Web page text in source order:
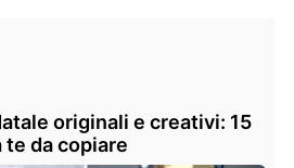
originali e creativi: 15
te da copiare